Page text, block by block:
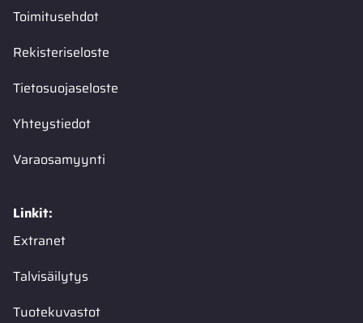
Toimitusehdot
Rekisteriseloste
Tietosuojaseloste
Yhteystiedot
Varaosamyynti
Linkit:
Extranet
Talvisäilytys
Tuotekuvastot